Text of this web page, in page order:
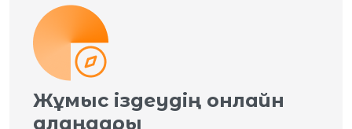
Жұмыс іздеудің онлайн
алаңдары